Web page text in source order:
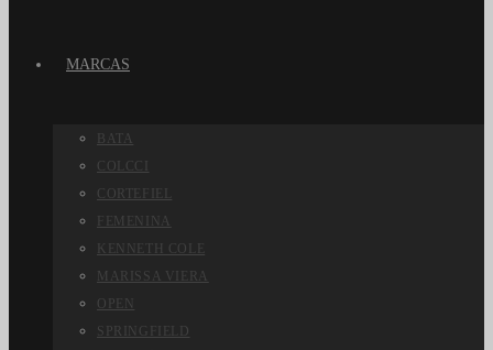
MARCAS
BATA
COLCCI
CORTEFIEL
FEMENINA
KENNETH COLE
MARISSA VIERA
OPEN
SPRINGFIELD